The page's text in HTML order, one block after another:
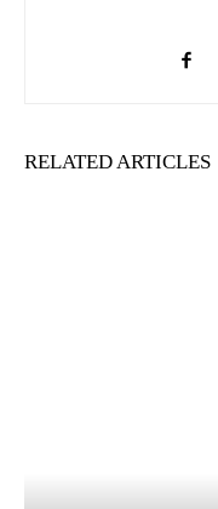
RELATED ARTICLES